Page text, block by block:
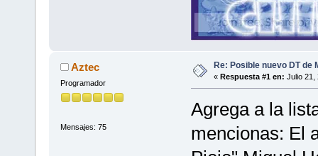
Aztec
Programador
Mensajes: 75
Re: Posible nuevo DT de
« Respuesta #1 en: Julio 21,
Agrega a la
mencionas: El